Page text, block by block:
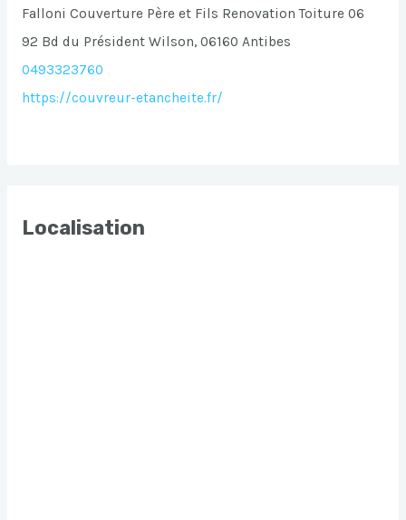
Falloni Couverture Père et Fils Renovation Toiture 06
92 Bd du Président Wilson, 06160 Antibes
0493323760
https://couvreur-etancheite.fr/
Localisation